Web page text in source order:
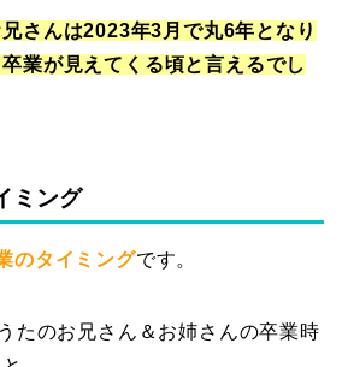
さんは2023年3月で丸6年となり
業が見えてくる頃と言えるでし
ミング
のタイミングです。
たのお兄さん＆お姉さんの卒業時